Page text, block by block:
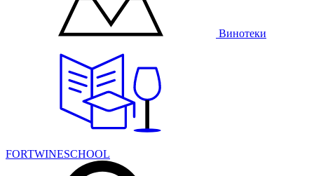
Винотеки
FORTWINESCHOOL